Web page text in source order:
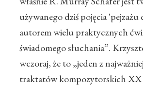
używanego dziś pojęcia 'pejzażu
autorem wielu praktycznych
świadomego słuchania”.
wczoraj, że to „jeden z
traktatów kompozytorskich XX